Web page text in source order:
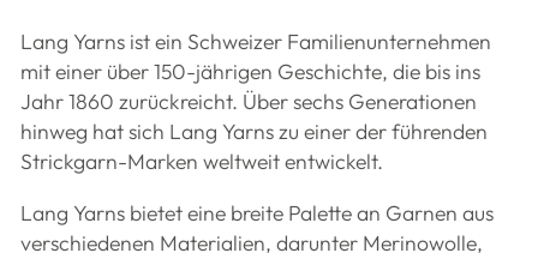
Lang Yarns ist ein Schweizer Familienunternehmen
mit einer über 150-jährigen Geschichte, die bis ins
Jahr 1860 zurückreicht. Über sechs Generationen
hinweg hat sich Lang Yarns zu einer der führenden
Strickgarn-Marken weltweit entwickelt.
Lang Yarns bietet eine breite Palette an Garnen aus
verschiedenen Materialien, darunter Merinowolle,